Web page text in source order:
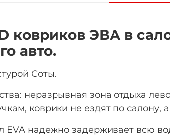
ковриков ЭВА в
авто.
Соты.
неразрывная зона отдыха
коврики не ездят по
EVA надежно задерживает всю